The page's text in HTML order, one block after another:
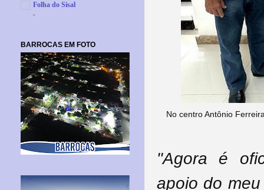
No centro Antônio
"Agora é
apoio do
Folha do Sisal
-
BARROCAS EM FOTO